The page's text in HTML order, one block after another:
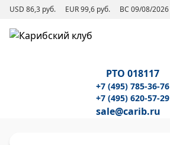
USD 86,3 руб. EUR 99,6 руб. ВС 09/08/2026
РТО 018117
+7 (495) 785-36-76
+7 (495) 620-57-29
sale@carib.ru